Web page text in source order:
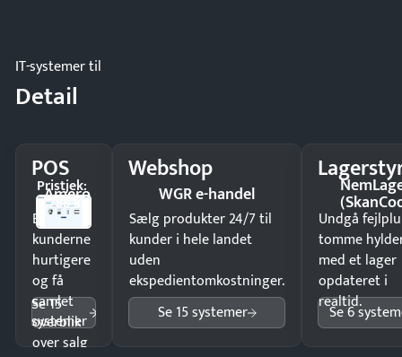
IT-systemer til
Detail
POS
Amero
Pristjek:
4.788 kr
Ekspedér
kunderne
hurtigere
og få
samlet
overblik
over salg
Se 15
systemer
Webshop
WGR e-handel
Sælg produkter 24/7 til
kunder i hele landet
uden
ekspedientomkostninger.
Se 15 systemer
Undgå
tomme
med et lager
opdateret i
realtid.
Se 6